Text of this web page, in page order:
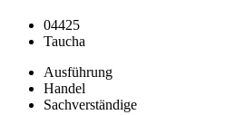
04425
Taucha
Ausführung
Handel
Sachverständige